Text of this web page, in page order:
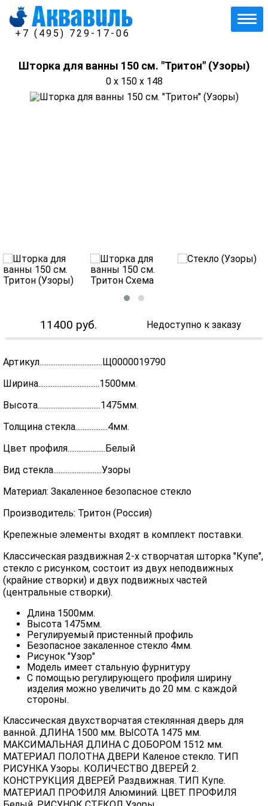
+7 (495) 729-17-06
Шторка для ванны 150 см. "Тритон" (Узоры)
0 x 150 x 148
11400 руб. Недоступно к заказу
Артикул...................................Щ0000019790
Ширина..................................1500мм.
Высота...................................1475мм.
Толщина стекла..................4мм.
Цвет профиля.....................Белый
Вид стекла...........................Узоры
Материал: Закаленное безопасное стекло
Производитель: Тритон (Россия)
Крепежные элементы входят в комплект поставки.
Классическая раздвижная 2-х створчатая шторка "Купе",
стекло с рисунком, состоит из двух неподвижных
(крайние створки) и двух подвижных частей
(центральные створки).
Длина 1500мм.
Высота 1475мм.
Регулируемый пристенный профиль
Безопасное закаленное стекло 4мм.
Рисунок "Узор"
Модель имеет стальную фурнитуру
С помощью регулирующего профиля ширину
изделия можно увеличить до 20 мм. с каждой
стороны.
Классическая двухстворчатая стеклянная дверь для
ванной. ДЛИНА 1500 мм. ВЫСОТА 1475 мм.
МАКСИМАЛЬНАЯ ДЛИНА С ДОБОРОМ 1512 мм.
МАТЕРИАЛ ПОЛОТНА ДВЕРИ Каленое стекло. ТИП
РИСУНКА Узоры. КОЛИЧЕСТВО ДВЕРЕЙ 2.
КОНСТРУКЦИЯ ДВЕРЕЙ Раздвижная. ТИП Купе.
МАТЕРИАЛ ПРОФИЛЯ Алюминий. ЦВЕТ ПРОФИЛЯ